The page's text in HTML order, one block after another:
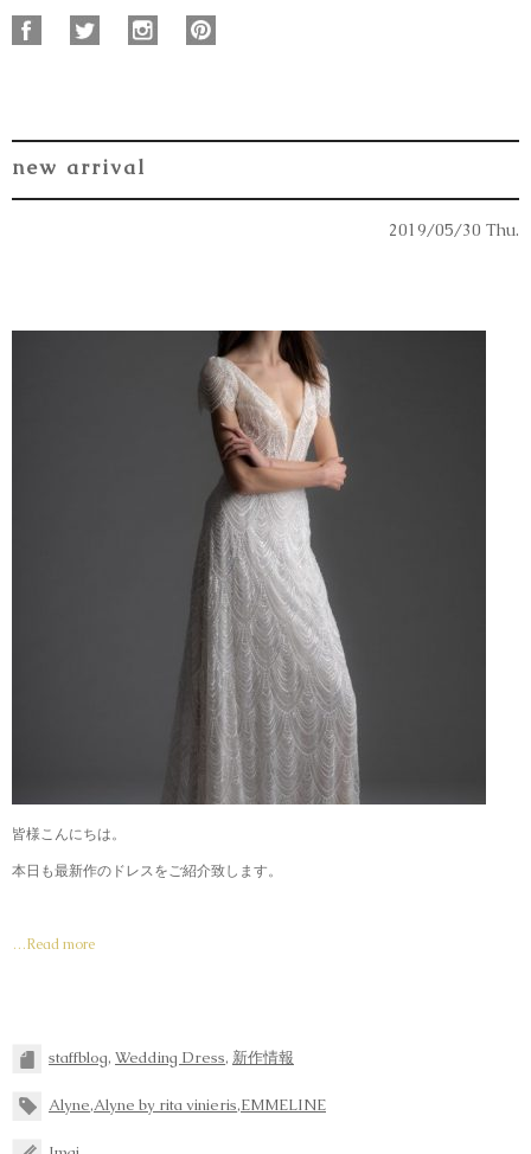
new arrival
2019/05/30 Thu.
皆様こんにちは。
本日も最新作のドレスをご紹介致します。
…Read more
staffblog, Wedding Dress, 新作情報
Alyne,Alyne by rita vinieris,EMMELINE